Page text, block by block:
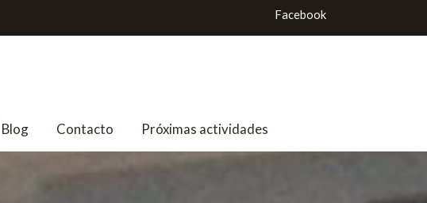
Facebook
Blog Contacto Próximas actividades